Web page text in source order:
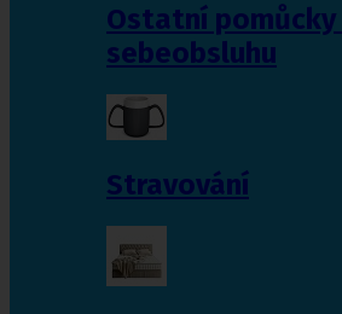
Ostatní pomůcky
sebeobsluhu
Stravování